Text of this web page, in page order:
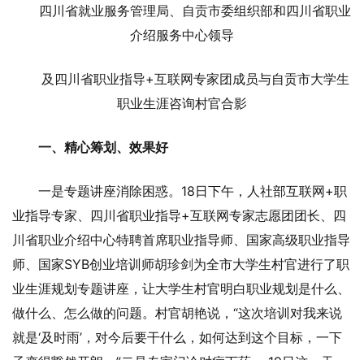
四川省就业服务管理局、自贡市委组织部和四川省职业
介绍服务中心领导
及四川省职业指导+互联网专家团成员与自贡市大学生
职业生涯咨询村官合影
一、精心筹划、效果好
一是专题讲座消除困惑。18日下午，人社部互联网+职
业指导专家、四川省职业指导+互联网专家志愿团团长、四
川省职业介绍中心特聘首席职业指导师、国家高级职业指导
师、国家SYB创业培训师胡珍剑为全市大学生村官进行了职
业生涯规划专题讲座，让大学生村官明白职业规划是什么、
做什么、怎么做的问题。村官胡艳说，“这次培训对我来说
就是‘及时雨’，对今后要干什么，如何达到这个目标，一下